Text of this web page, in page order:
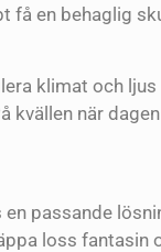
få en behaglig
klimat och
kvällen när
passande
loss fantasin